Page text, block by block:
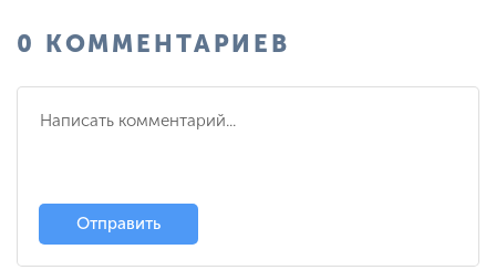
0 КОММЕНТАРИЕВ
Отправить